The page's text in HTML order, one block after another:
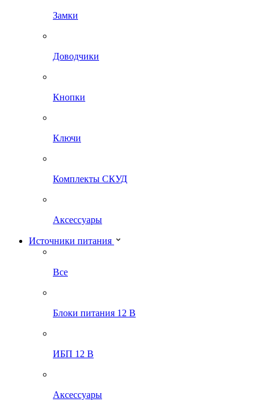
Замки
Доводчики
Кнопки
Ключи
Комплекты СКУД
Аксессуары
Источники питания
Все
Блоки питания 12 В
ИБП 12 В
Аксессуары